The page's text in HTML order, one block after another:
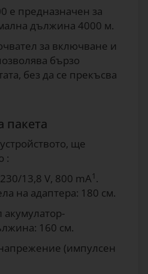
е предназначен за
дължина 4000 м.
за включване и
бързо
без да се прекъсва
пакета
ще
:
13,8 V, 800 mA1 .
на адаптера: 180 см.
160 см.
(импулсен